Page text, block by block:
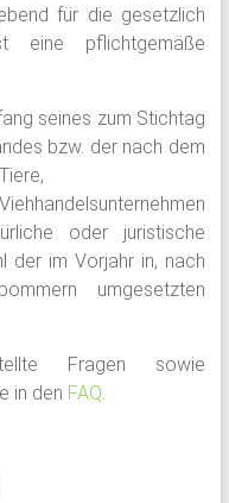
für die gesetzlich
eine pflichtgemäße
seines zum Stichtag
bzw. der nach dem
oder juristische
der im Vorjahr in, nach
umgesetzten
Fragen sowie
in den FAQ.